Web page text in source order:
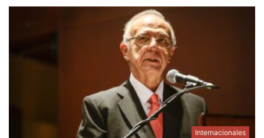
Internacionales